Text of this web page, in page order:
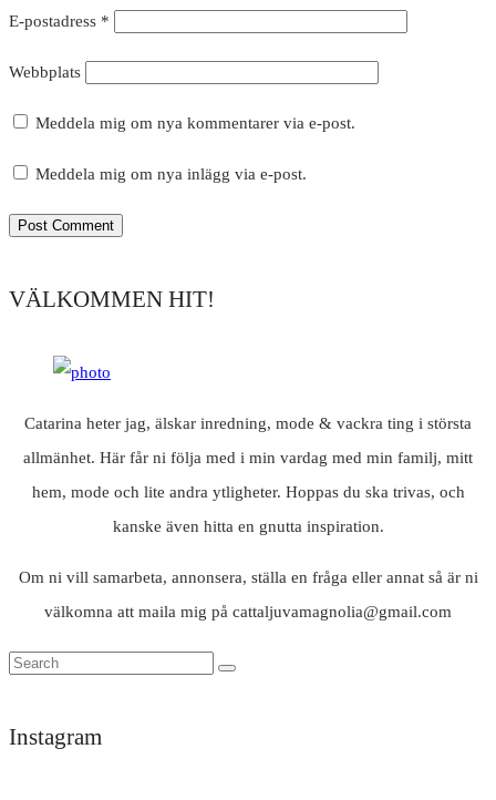
E-postadress *
Webbplats
Meddela mig om nya kommentarer via e-post.
Meddela mig om nya inlägg via e-post.
VÄLKOMMEN HIT!
Catarina heter jag, älskar inredning, mode & vackra ting i största
allmänhet. Här får ni följa med i min vardag med min familj, mitt
hem, mode och lite andra ytligheter. Hoppas du ska trivas, och
kanske även hitta en gnutta inspiration.
Om ni vill samarbeta, annonsera, ställa en fråga eller annat så är ni
välkomna att maila mig på cattaljuvamagnolia@gmail.com
Instagram